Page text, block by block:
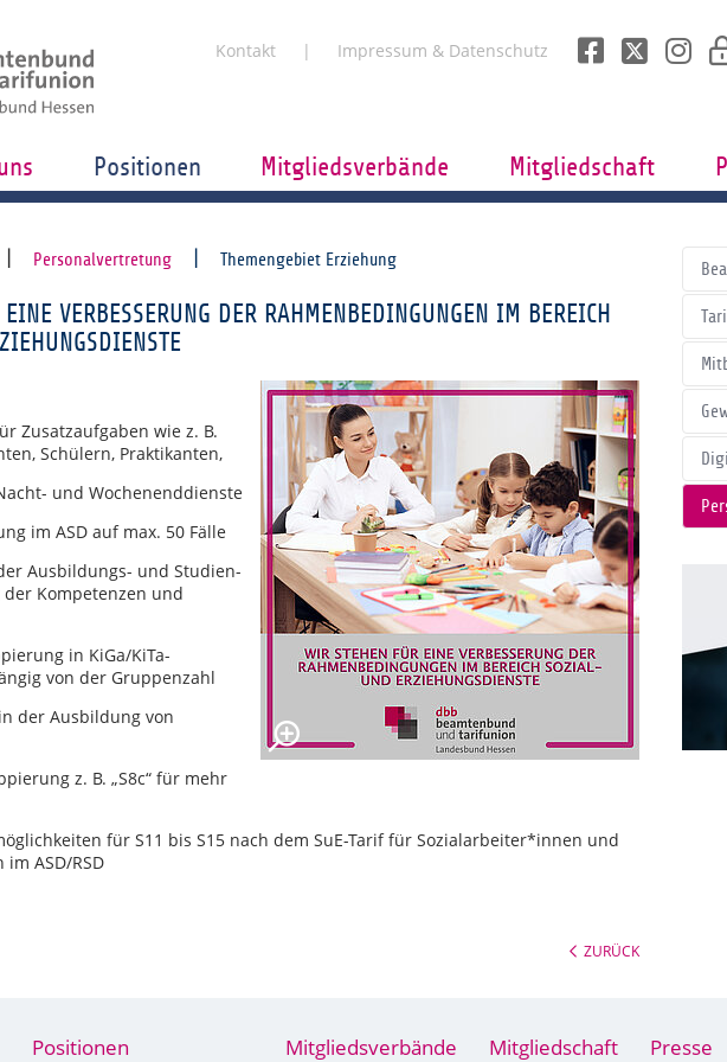
Kontakt Impressum & Datenschutz
Positionen Mitgliedsverbände Mitgliedschaft
Personalvertretung Themengebiet Erziehung
VERBESSERUNG DER RAHMENBEDINGUNGEN IM BEREICH
Zusatzaufgaben wie z. B.
Schülern, Praktikanten,
und Wochenenddienste
im ASD auf max. 50 Fälle
Ausbildungs- und Studien-
Kompetenzen und
in KiGa/KiTa-
von der Gruppenzahl
der Ausbildung von
z. B. „S8c“ für mehr
für S11 bis S15 nach dem SuE-Tarif für Sozialarbeiter*innen und
ASD/RSD
ZURÜCK
Positionen Mitgliedsverbände Mitgliedschaft Presse